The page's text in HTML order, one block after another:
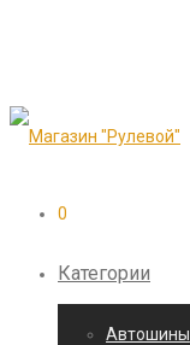
0
Категории
Автошины